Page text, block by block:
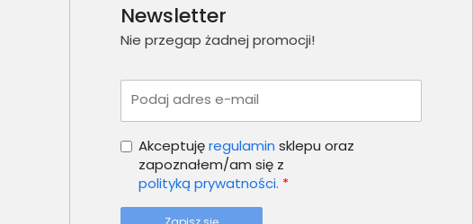
Newsletter
Nie przegap żadnej promocji!
Podaj adres e-mail
Akceptujęregulamin sklepu oraz
zapoznałem/am się z
polityką prywatności. *